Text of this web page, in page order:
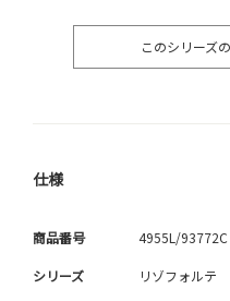
このシリーズ
仕様
商品番号 4955L/93772C
シリーズ リゾフォルテ